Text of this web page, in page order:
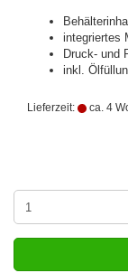
integriertes
Druck- und
inkl.
Lieferzeit: ca. 4